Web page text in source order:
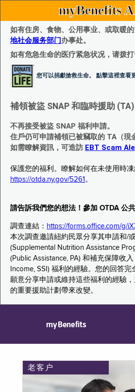
myBenefits
如有住房、食物、公用事业、或取暖
地社会服务部门办事处。
如有危急生命的医疗紧急状况，请拨打
您可以捐獻搶救生命。 點擊這裡查看
補領被盜 SNAP 和臨時援助
不再接受被盜 SNAP 福利申請。
住戶仍可申請補領已被竊取的 TA（現
如需瞭解資訊，可造訪 EBT Scam
保護您的福利。瞭解如何在未使用時
https://otda.ny.gov/5261 。
請告訴我們您的想法！參加 OTDA 公
調查連結： https://forms.office.com/g/
本次調查邀請紐約民眾分享其申請和/
(Supplemental Nutrition Assistance
(Public Assistance, PA) 和補充保障收
Income, SSI) 福利的經驗。您的回答
願意分享申請或維持這些福利的經驗
的重要援助計劃帶來改變。
myBenefits
老客户